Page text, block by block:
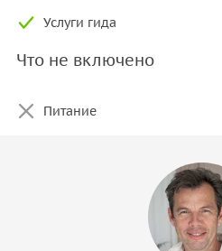
Услуги гида
Что не включено
Питание